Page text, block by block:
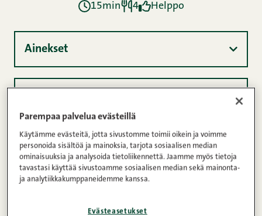
15min 4 Helppo
Ainekset
Ravintosisältö
se on kotoisin, se onkin yksi kansallisruoista.
Parempaa palvelua evästeillä
Käytämme evästeitä, jotta sivustomme toimii oikein ja voimme
personoida sisältöä ja mainoksia, tarjota sosiaalisen median
ominaisuuksia ja analysoida tietoliikennettä. Jaamme myös tietoja
tavastasi käyttää sivustoamme sosiaalisen median sekä mainonta-
ja analytiikkakumppaneidemme kanssa.
Evästeasetukset